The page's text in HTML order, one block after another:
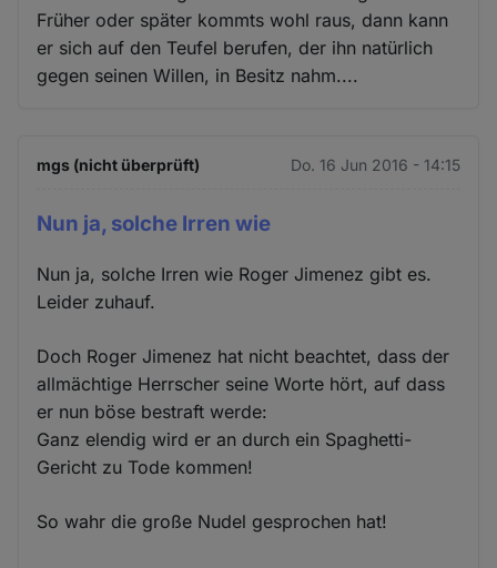
Früher oder später kommts wohl raus, dann kann
er sich auf den Teufel berufen, der ihn natürlich
gegen seinen Willen, in Besitz nahm....
mgs (nicht überprüft) Do. 16 Jun 2016 - 14:15
Nun ja, solche Irren wie
Nun ja, solche Irren wie Roger Jimenez gibt es.
Leider zuhauf.
Doch Roger Jimenez hat nicht beachtet, dass der
allmächtige Herrscher seine Worte hört, auf dass
er nun böse bestraft werde:
Ganz elendig wird er an durch ein Spaghetti-
Gericht zu Tode kommen!
So wahr die große Nudel gesprochen hat!